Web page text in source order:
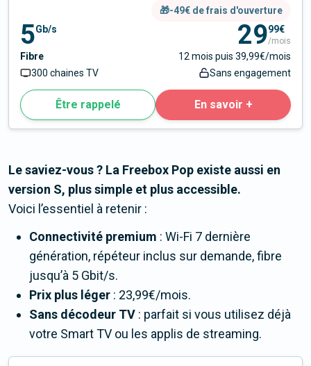
🎁-49€ de frais d'ouverture
5Gb/s
Fibre
300 chaines TV
2999€
/mois
12 mois puis 39,99€/mois
Sans engagement
Être rappelé En savoir +
Le saviez-vous ? La Freebox Pop existe aussi en
version S, plus simple et plus accessible.
Voici l’essentiel à retenir :
Connectivité premium : Wi-Fi 7 dernière
génération, répéteur inclus sur demande, fibre
jusqu’à 5 Gbit/s.
Prix plus léger : 23,99€/mois.
Sans décodeur TV : parfait si vous utilisez déjà
votre Smart TV ou les applis de streaming.